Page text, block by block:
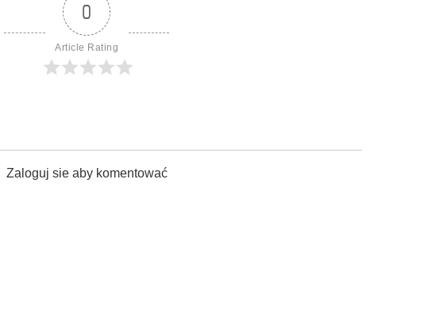
0
Article Rating
Zaloguj sie aby komentować